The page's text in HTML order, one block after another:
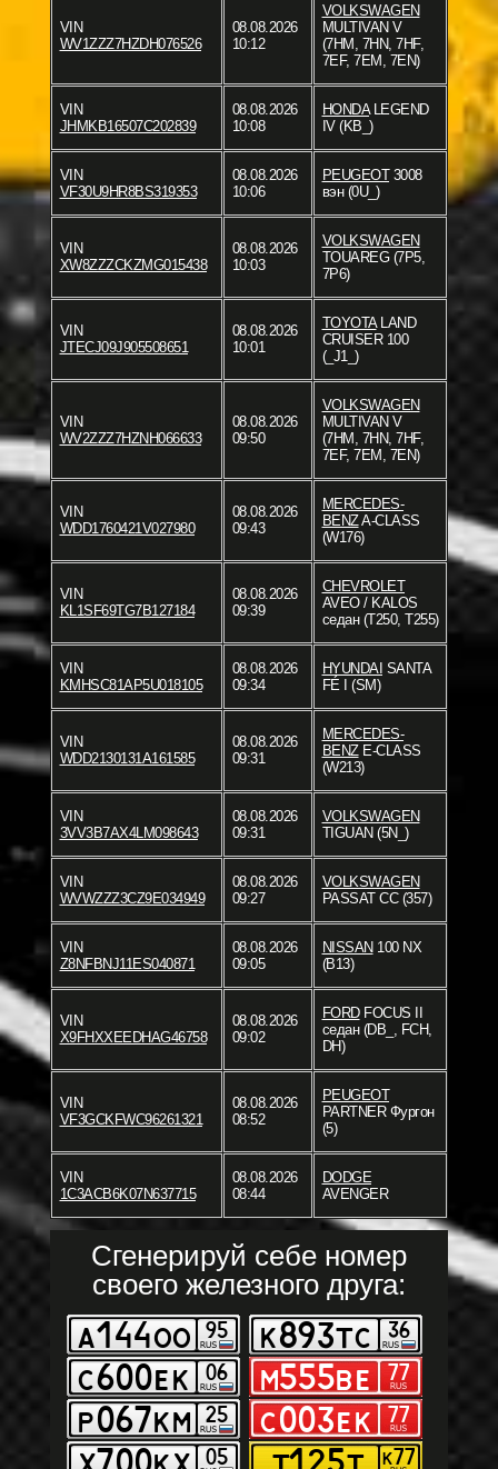
VIN
WV1ZZZ7HZDH076526
08.08.2026
10:12
VOLKSWAGEN
MULTIVAN V
(7HM, 7HN, 7HF,
7EF, 7EM, 7EN)
VIN
JHMKB16507C202839
08.08.2026
10:08
HONDALEGEND
IV (KB_)
VIN
VF30U9HR8BS319353
08.08.2026
10:06
PEUGEOT3008
вэн (0U_)
VIN
XW8ZZZCKZMG015438
08.08.2026
10:03
VOLKSWAGEN
TOUAREG (7P5,
7P6)
VIN
JTECJ09J905508651
08.08.2026
10:01
TOYOTALAND
CRUISER 100
(_J1_)
VIN
WV2ZZZ7HZNH066633
08.08.2026
09:50
VOLKSWAGEN
MULTIVAN V
(7HM, 7HN, 7HF,
7EF, 7EM, 7EN)
VIN
WDD1760421V027980
08.08.2026
09:43
MERCEDES-
BENZA-CLASS
(W176)
VIN
KL1SF69TG7B127184
08.08.2026
09:39
CHEVROLET
AVEO / KALOS
седан (T250, T255)
VIN
KMHSC81AP5U018105
08.08.2026
09:34
HYUNDAI SANTA
FÉ I (SM)
VIN
WDD2130131A161585
08.08.2026
09:31
MERCEDES-
BENZE-CLASS
(W213)
VIN
3VV3B7AX4LM098643
08.08.2026
09:31
VOLKSWAGEN
TIGUAN (5N_)
VIN
WVWZZZ3CZ9E034949
08.08.2026
09:27
VOLKSWAGEN
PASSAT CC (357)
VIN
Z8NFBNJ11ES040871
08.08.2026
09:05
NISSAN100 NX
(B13)
VIN
X9FHXXEEDHAG46758
08.08.2026
09:02
FORDFOCUS II
седан (DB_, FCH,
DH)
VIN
VF3GCKFWC96261321
08.08.2026
08:52
PEUGEOT
PARTNER Фургон
(5)
VIN
1C3ACB6K07N637715
08.08.2026
08:44
DODGE
AVENGER
Сгенерируй себе номер
своего железного друга: